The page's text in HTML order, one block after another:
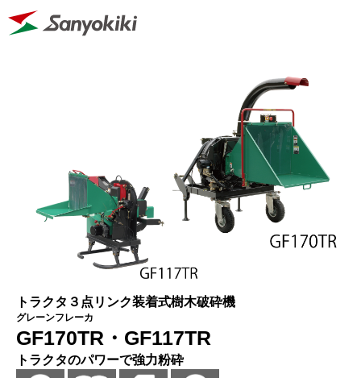
トラクタ３点リンク装着式樹木破砕機
グレーンフレーカ
GF170TR・GF117TR
トラクタのパワーで強力粉砕